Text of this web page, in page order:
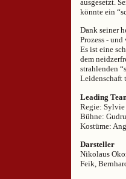
ausgesetzt.
könnte ein
Dank seiner
Prozess -
Es ist eine
dem
strahlenden
Leidenschaft
Leading
Regie: Sylvie
Bühne:
Kostüme:
Darsteller
Nikolaus
Feik,